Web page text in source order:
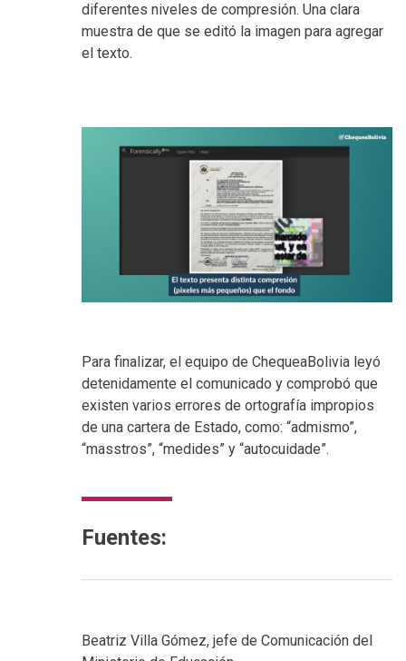
diferentes niveles de compresión. Una clara
muestra de que se editó la imagen para agregar
el texto.
Para finalizar, el equipo de ChequeaBolivia leyó
detenidamente el comunicado y comprobó que
existen varios errores de ortografía impropios
de una cartera de Estado, como: “admismo”,
“masstros”, “medides” y “autocuidade”.
Fuentes:
Beatriz Villa Gómez, jefe de Comunicación del